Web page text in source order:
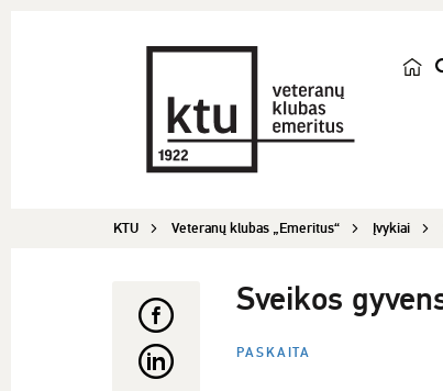
k
KTU Veteranų klubas „Emeritus“ Įvykiai
Sveikos
PASKAITA